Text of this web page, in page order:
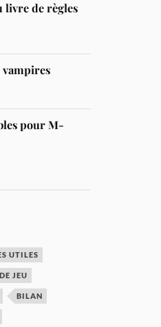
livre de règles
vampires
pour M-
UTILES
JEU
BILAN